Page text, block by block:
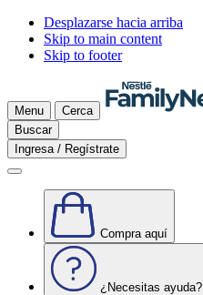
Desplazarse hacia arriba
Skip to main content
Skip to footer
Menu
Cerca
Buscar
Ingresa / Regístrate
Compra aquí
¿Necesitas ayuda?